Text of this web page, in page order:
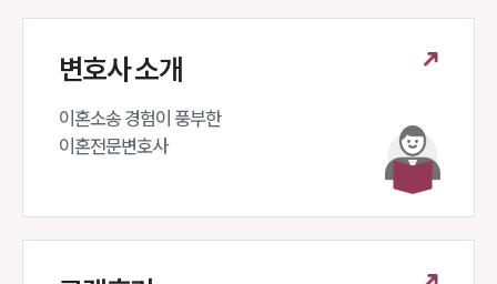
변호사 소개
이혼소송 경험이 풍부한
이혼전문변호사